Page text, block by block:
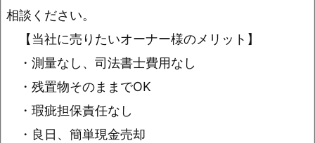
相談ください。
【当社に売りたいオーナー様のメリット】
・測量なし、司法書士費用なし
・残置物そのままでOK
・瑕疵担保責任なし
・良日、簡単現金売却